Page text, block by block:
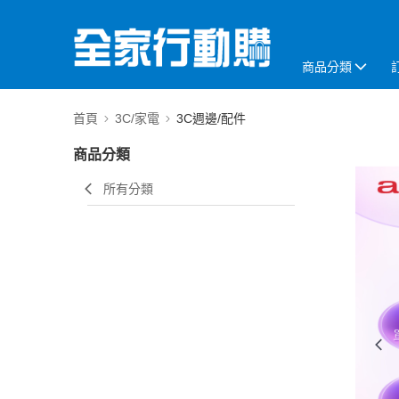
商品分類
首頁 3C/家電 3C週邊/配件
商品分類
所有分類